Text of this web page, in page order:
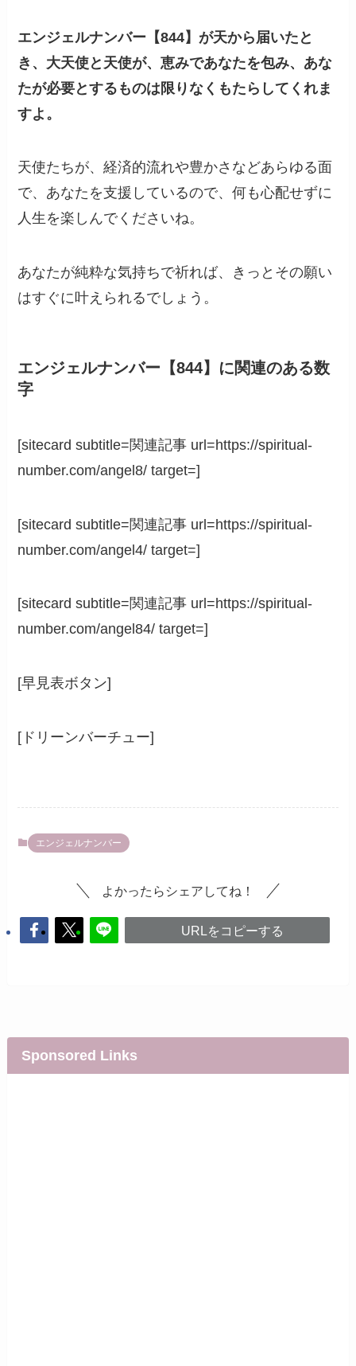
エンジェルナンバー【844】が天から届いたと
き、大天使と天使が、恵みであなたを包み、あな
たが必要とするものは限りなくもたらしてくれま
すよ。
天使たちが、経済的流れや豊かさなどあらゆる面
で、あなたを支援しているので、何も心配せずに
人生を楽しんでくださいね。
あなたが純粋な気持ちで祈れば、きっとその願い
はすぐに叶えられるでしょう。
エンジェルナンバー【844】に関連のある数
字
[sitecard subtitle=関連記事 url=https://spiritual-
number.com/angel8/ target=]
[sitecard subtitle=関連記事 url=https://spiritual-
number.com/angel4/ target=]
[sitecard subtitle=関連記事 url=https://spiritual-
number.com/angel84/ target=]
[早見表ボタン]
[ドリーンバーチュー]
エンジェルナンバー
よかったらシェアしてね！
URLをコピーする
Sponsored Links